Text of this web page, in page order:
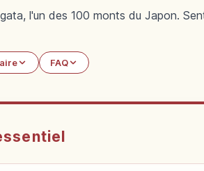
l'un des 100 monts du Japon.
FAQ